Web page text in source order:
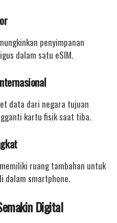
penyimpanan
dalam satu eSIM.
data dari negara tujuan
kartu fisik saat tiba.
ruang tambahan untuk
dalam smartphone.
Digital